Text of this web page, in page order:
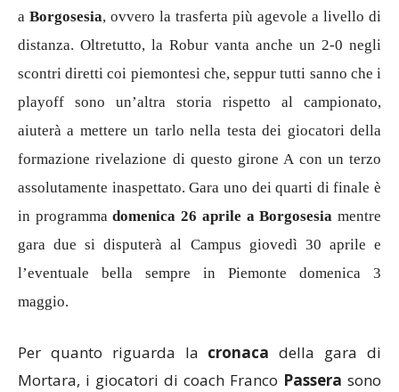
a Borgosesia, ovvero la trasferta più agevole a livello di
distanza. Oltretutto, la Robur vanta anche un 2-0 negli
scontri diretti coi piemontesi che, seppur tutti sanno che i
playoff sono un’altra storia rispetto al campionato,
aiuterà a mettere un tarlo nella testa dei giocatori della
formazione rivelazione di questo girone A con un terzo
assolutamente inaspettato. Gara uno dei quarti di finale è
in programmadomenica 26 aprile a Borgosesia mentre
gara due si disputerà al Campus giovedì 30 aprile e
l’eventuale bella sempre in Piemonte domenica 3
maggio.
Per quanto riguarda la cronaca della gara di
Mortara, i giocatori di coach Franco Passera sono